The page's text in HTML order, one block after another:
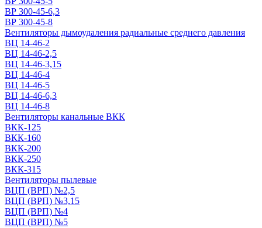
ВР 300-45-6,3
ВР 300-45-8
Вентиляторы дымоудаления радиальные среднего давления
ВЦ 14-46-2
ВЦ 14-46-2,5
ВЦ 14-46-3,15
ВЦ 14-46-4
ВЦ 14-46-5
ВЦ 14-46-6,3
ВЦ 14-46-8
Вентиляторы канальные ВКК
ВКК-125
ВКК-160
ВКК-200
ВКК-250
ВКК-315
Вентиляторы пылевые
ВЦП (ВРП) №2,5
ВЦП (ВРП) №3,15
ВЦП (ВРП) №4
ВЦП (ВРП) №5